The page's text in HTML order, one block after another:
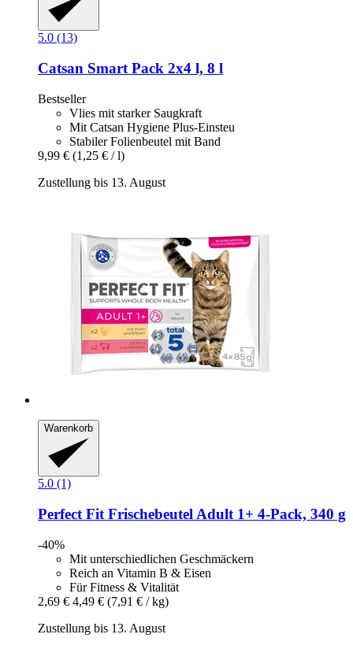
5.0 (13)
Catsan Smart Pack 2x4 l, 8 l
Bestseller
Vlies mit starker Saugkraft
Mit Catsan Hygiene Plus-Einsteu
Stabiler Folienbeutel mit Band
9,99 € (1,25 € / l)
Zustellung bis 13. August
Warenkorb
5.0 (1)
Perfect Fit Frischebeutel Adult 1+ 4-​Pack, 340 g
-40%
Mit unterschiedlichen Geschmäckern
Reich an Vitamin B & Eisen
Für Fitness & Vitalität
2,69 € 4,49 € (7,91 € / kg)
Zustellung bis 13. August